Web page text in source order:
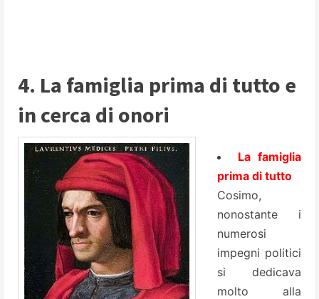
4. La famiglia prima di tutto e
in cerca di onori
La famiglia
prima di tutto
Cosimo,
nonostante i
numerosi
impegni politici
si dedicava
molto alla